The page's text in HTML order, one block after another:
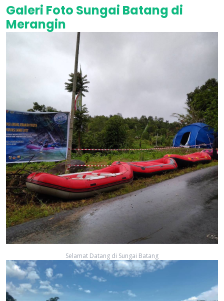
Galeri Foto Sungai Batang di
Merangin
Selamat Datang di Sungai Batang